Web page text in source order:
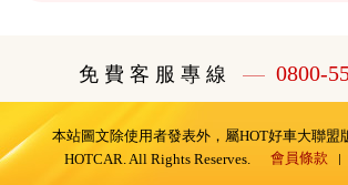
免 費 客 服 專 線 0800-
本站圖文除使用者發表外，屬HOT好車大聯盟
HOTCAR. All Rights Reserves.
會員條款